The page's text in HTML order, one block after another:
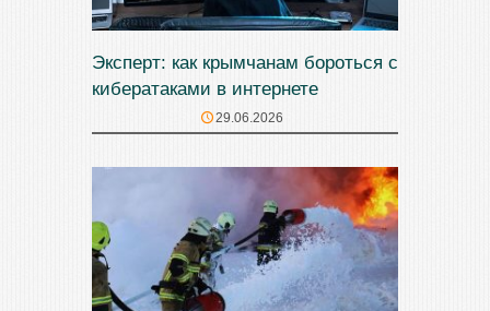
Эксперт: как крымчанам бороться с
кибератаками в интернете
29.06.2026